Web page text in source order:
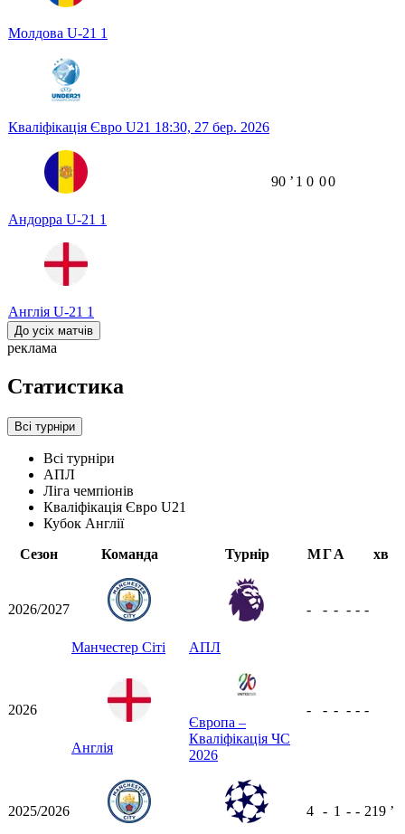
Молдова U-21 1
Кваліфікація Євро U21 18:30, 27 бер. 2026
Андорра U-21 1
Англія U-21 1
90 ʼ 1 0 00
До усіх матчів
реклама
Статистика
Всі турніри
Всі турніри
АПЛ
Ліга чемпіонів
Кваліфікація Євро U21
Кубок Англії
Сезон
Команда Турнір МГА хв
2026/2027
Манчестер Сіті АПЛ
- - - - - -
2026
Англія
Європа –
Кваліфікація ЧС
2026
- - - - - -
2025/2026 4 - 1 - - 219 ʼ